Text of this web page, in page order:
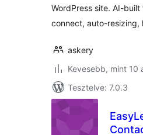
WordPress site. AI-
connect, auto-resizing,
askery
Kevesebb, mint 10
Tesztelve: 7.0.3